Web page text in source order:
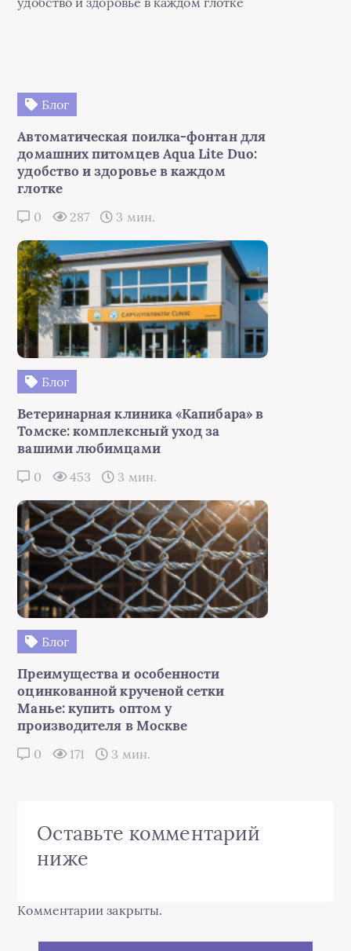
Блог
Автоматическая поилка-фонтан для
домашних питомцев Aqua Lite Duo:
удобство и здоровье в каждом
глотке
0 287 3 мин.
Блог
Ветеринарная клиника «Капибара» в
Томске: комплексный уход за
вашими любимцами
0 453 3 мин.
Блог
Преимущества и особенности
оцинкованной крученой сетки
Манье: купить оптом у
производителя в Москве
0 171 3 мин.
Оставьте комментарий
ниже
Комментарии закрыты.